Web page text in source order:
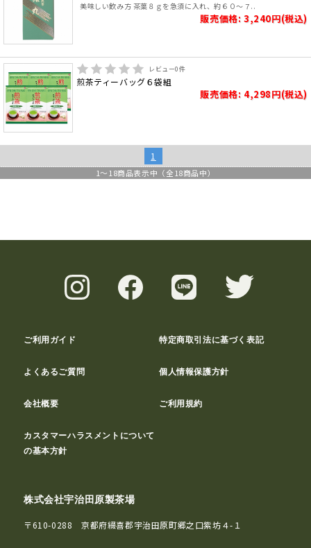
美味しい飲み方 茶葉８ｇを急須に入れ、約６０～７..
販売価格: 3,240円(税込)
レビュー0件
煎茶ティーバッグ６袋組
販売価格: 4,298円(税込)
1
1～ 18商品表示中（全 18商品中）
ご利用ガイド 特定商取引法に基づく表記
よくあるご質問 個人情報保護方針
会社概要 ご利用規約
カスタマーハラスメントについて
の基本方針
株式会社宇治田原製茶場
〒610-0288 京都府綴喜郡宇治田原町郷之口紫坊４-１